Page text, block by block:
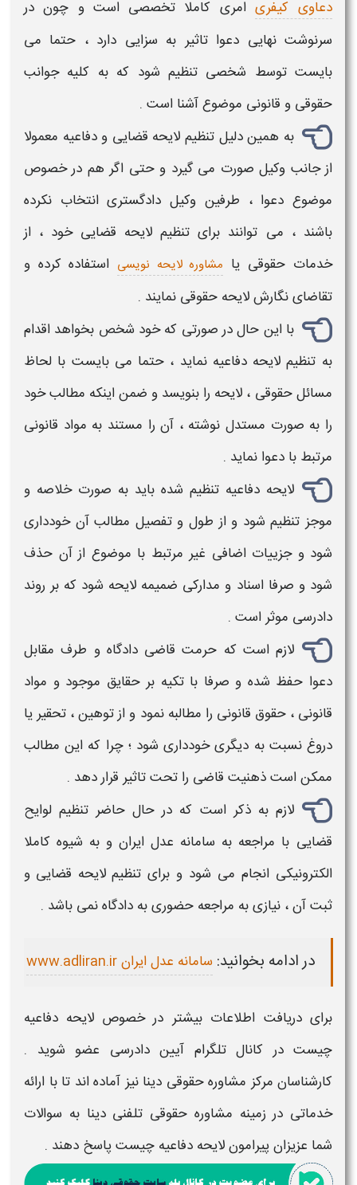
دعاوی کیفری امری کاملا تخصصی است و چون در
سرنوشت نهایی دعوا تاثیر به سزایی دارد ، حتما می
بایست توسط شخصی تنظیم شود که به کلیه جوانب
حقوقی و قانونی موضوع آشنا است .
به همین دلیل تنظیم لایحه قضایی و دفاعیه معمولا
از جانب وکیل صورت می گیرد و حتی اگر هم در خصوص
موضوع دعوا ، طرفین وکیل دادگستری انتخاب نکرده
باشند ، می توانند برای تنظیم لایحه قضایی خود ، از
خدمات حقوقی یا مشاوره لایحه نویسی استفاده کرده و
تقاضاینگارش لایحه حقوقی نمایند .
با این حال در صورتی که خود شخص بخواهد اقدام
به تنظیم لایحه دفاعیه نماید ، حتما می بایست با لحاظ
مسائل حقوقی ، لایحه را بنویسد و ضمن اینکه مطالب خود
را به صورت مستدل نوشته ، آن را مستند به مواد قانونی
مرتبط با دعوا نماید .
لایحه دفاعیه تنظیم شده باید به صورت خلاصه و
موجز تنظیم شود و از طول و تفصیل مطالب آن خودداری
شود و جزییات اضافی غیر مرتبط با موضوع از آن حذف
شود و صرفا اسناد و مدارکی ضمیمه لایحه شود که بر روند
دادرسی موثر است .
لازم است که حرمت قاضی دادگاه و طرف مقابل
دعوا حفظ شده و صرفا با تکیه بر حقایق موجود و مواد
قانونی ، حقوق قانونی را مطالبه نمود و از توهین ، تحقیر یا
دروغ نسبت به دیگری خودداری شود ؛ چرا که این مطالب
ممکن است ذهنیت قاضی را تحت تاثیر قرار دهد .
لازم به ذکر است که در حال حاضر تنظیم لوایح
قضایی با مراجعه به سامانه عدل ایران و به شیوه کاملا
الکترونیکی انجام می شود و برای تنظیم لایحه قضایی و
ثبت آن ، نیازی به مراجعه حضوری به دادگاه نمی باشد .
در ادامه بخوانید: سامانه عدل ایران www.adliran.ir
برای دریافت اطلاعات بیشتر در خصوص لایحه دفاعیه
چیست در کانال تلگرام آیین دادرسی عضو شوید .
کارشناسان مرکز مشاوره حقوقی دینا نیز آماده اند تا با ارائه
خدماتی در زمینه مشاوره حقوقی تلفنی دینا به سوالات
شما عزیزان پیرامونلایحه دفاعیه چیستپاسخ دهند .